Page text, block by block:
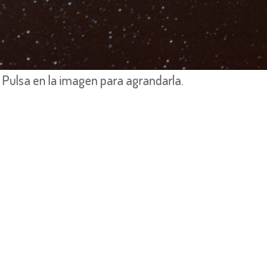
Pulsa en la imagen para agrandarla.